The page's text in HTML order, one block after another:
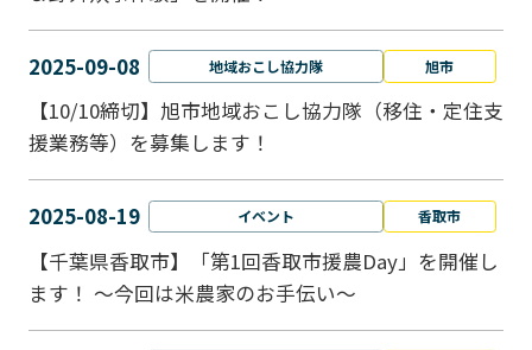
2025-09-08 地域おこし協力隊 旭市
【10/10締切】旭市地域おこし協力隊（移住・定住支
援業務等）を募集します！
2025-08-19 イベント 香取市
【千葉県香取市】「第1回香取市援農Day」を開催し
ます！ ～今回は米農家のお手伝い～